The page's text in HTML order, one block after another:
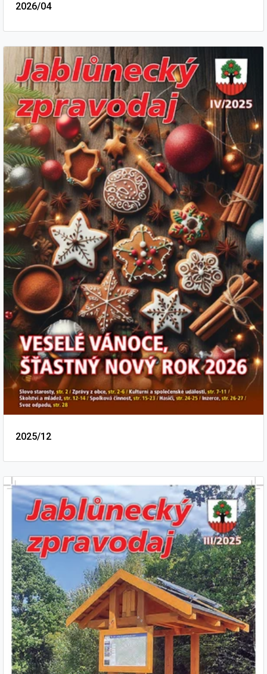
2026/04
2025/12